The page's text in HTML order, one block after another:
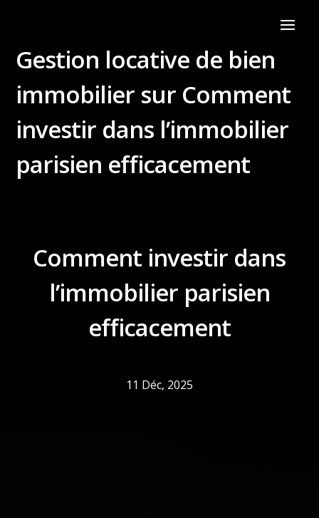
Gestion locative de bien
immobilier sur Comment
investir dans l’immobilier
parisien efficacement
Comment investir dans
l’immobilier parisien
efficacement
11 Déc, 2025